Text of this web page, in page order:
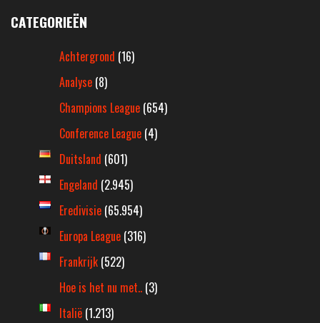
CATEGORIEËN
Achtergrond (16)
Analyse (8)
Champions League (654)
Conference League (4)
Duitsland (601)
Engeland (2.945)
Eredivisie (65.954)
Europa League (316)
Frankrijk (522)
Hoe is het nu met.. (3)
Italië (1.213)